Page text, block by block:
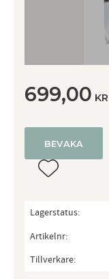
699,00 KR
Lägg till i
BEVAKA
Lagerstatus
Artikelnr
Tillverkare